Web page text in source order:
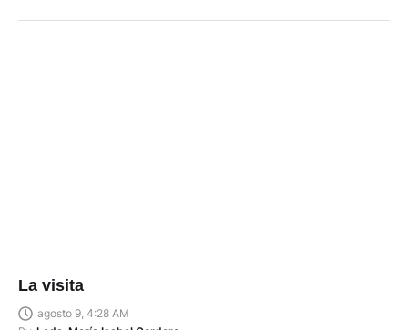
La visita
agosto 9, 4:28 AM